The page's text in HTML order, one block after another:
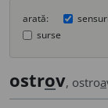
arată:
surse
ostrov, ostroa